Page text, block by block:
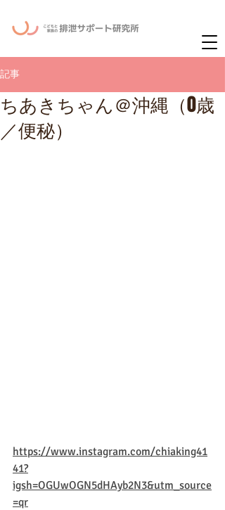
記事
ちあきちゃん＠沖縄（0歳
／便秘）
https://www.instagram.com/chiaking41
41?
igsh=OGUwOGN5dHAyb2N3&utm_source
=qr